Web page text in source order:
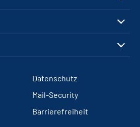
Datenschutz
Mail-Security
Barrierefreiheit